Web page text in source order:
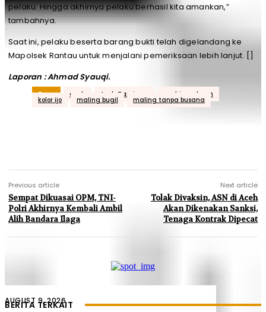
pelaku. Hingga akhirnya pelaku berhasil kita amankan,”
tambahnya.
Saat ini, pelaku beserta barang bukti telah digelandang ke
Mapolsek Rantau untuk menjalani pemeriksaan lebih lanjut. []
Laporan : Ahmad Syauqi.
Tags aceh Aceh Tamiang acehjurnal.com
kolor ijo maling bugil maling tanpa busana
Previous article
Sempat Dikuasai OPM, TNI-
Polri Akhirnya Kembali Ambil
Alih Bandara Ilaga
Next article
Tolak Divaksin, ASN di Aceh
Akan Dikenakan Sanksi,
Tenaga Kontrak Dipecat
BERITA TERKAIT
AUGUST 9, 2026